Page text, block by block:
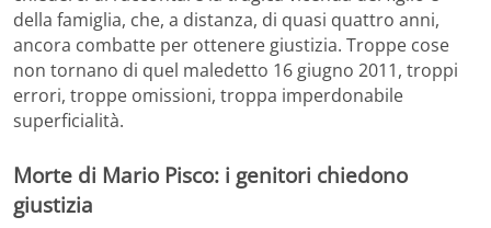
della famiglia, che, a distanza, di quasi quattro anni,
ancora combatte per ottenere giustizia. Troppe cose
non tornano di quel maledetto 16 giugno 2011, troppi
errori, troppe omissioni, troppa imperdonabile
superficialità.
Morte di Mario Pisco: i genitori chiedono
giustizia